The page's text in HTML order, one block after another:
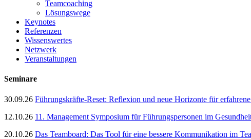
Teamcoaching
Lösungswege
Keynotes
Referenzen
Wissenswertes
Netzwerk
Veranstaltungen
Seminare
30.09.26 Führungskräfte-Reset: Reflexion und neue Horizonte für
12.10.26 11. Management Symposium für Führungspersonen im
20.10.26 Das Teamboard: Das Tool für eine bessere Kommunikation im